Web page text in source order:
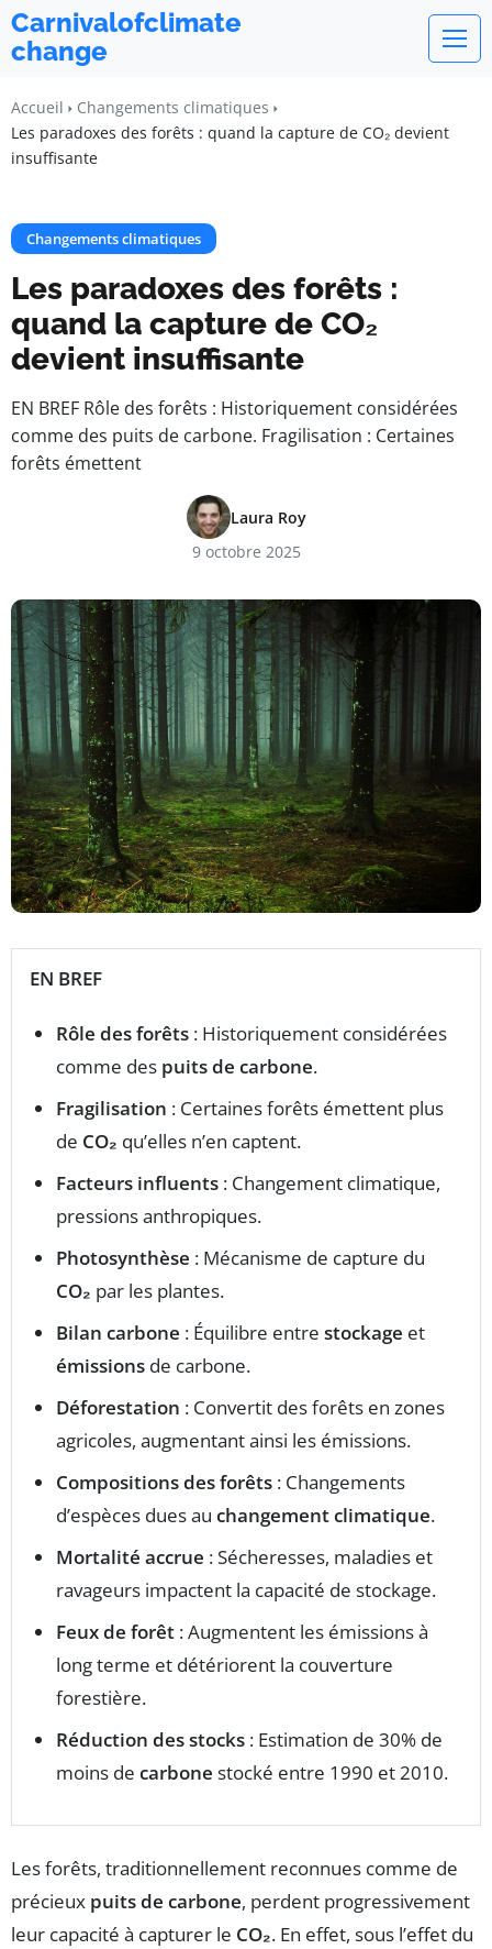
Carnivalofclimate
change
Accueil
Changements climatiques
Les paradoxes des forêts : quand la capture de CO₂ devient
insuffisante
Changements climatiques
Les paradoxes des forêts :
quand la capture de CO₂
devient insuffisante
EN BREF Rôle des forêts : Historiquement considérées
comme des puits de carbone. Fragilisation : Certaines
forêts émettent
Laura Roy
9 octobre 2025
EN BREF
Rôle des forêts : Historiquement considérées
comme des puits de carbone.
Fragilisation : Certaines forêts émettent plus
de CO₂ qu’elles n’en captent.
Facteurs influents : Changement climatique,
pressions anthropiques.
Photosynthèse : Mécanisme de capture du
CO₂ par les plantes.
Bilan carbone : Équilibre entre stockage et
émissions de carbone.
Déforestation : Convertit des forêts en zones
agricoles, augmentant ainsi les émissions.
Compositions des forêts : Changements
d’espèces dues au changement climatique.
Mortalité accrue : Sécheresses, maladies et
ravageurs impactent la capacité de stockage.
Feux de forêt : Augmentent les émissions à
long terme et détériorent la couverture
forestière.
Réduction des stocks : Estimation de 30% de
moins de carbone stocké entre 1990 et 2010.
Les forêts, traditionnellement reconnues comme de
précieux puits de carbone, perdent progressivement
leur capacité à capturer le CO₂. En effet, sous l’effet du